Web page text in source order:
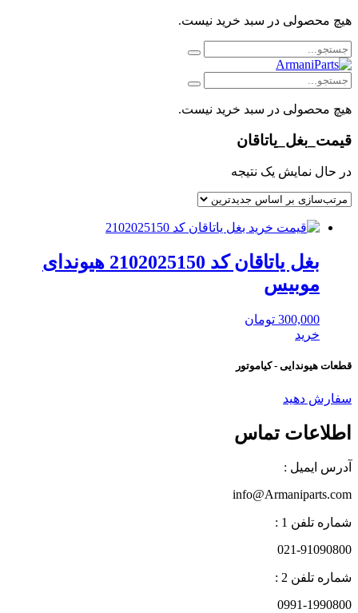
هیچ محصولی در سبد خرید نیست.
هیچ محصولی در سبد خرید نیست.
قیمت_بغل_یاتاقان
در حال نمایش یک نتیجه
بغل یاتاقان کد 2102025150 هیوندای
موبیس
300,000 تومان
خرید
قطعات هیوندایی - کیاموتور
سفارش دهید
اطلاعات تماس
آدرس ایمیل :
info@Armaniparts.com
شماره تلفن 1 :
021-91090800
شماره تلفن 2 :
0991-1990800